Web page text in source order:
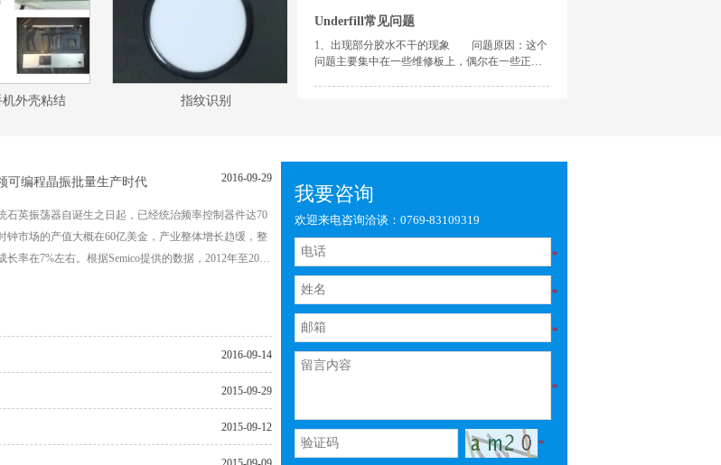
壳粘结 指纹识别
中产生。白化现象通常发生在湿度最高的夏季。
也有可能是由于用户使用过量催化剂，导致与胶
水发生强烈的固化反应。在一些过往例子发现，
胶粘剂完全固化。因为这样挥发物就不能完全消
Underfill常见问题
1、出现部分胶水不干的现象 问题原因：这个
问题主要集中在一些维修板上，偶尔在一些正常
由于元件的密集，比较多的助焊剂残留下来，所
为在维修过程中使用...
可编程晶振批量生产时代 2016-09-29
英振荡器自诞生之日起，已经统治频率控制器件达70
钟市场的产值大概在60亿美金，产业整体增长趋缓，整
长率在7%左右。根据Semico提供的数据，2012年至2017
2016-09-14
2015-09-29
2015-09-12
我要咨询
欢迎来电咨询洽谈：0769-83109319
*
*
*
*
*